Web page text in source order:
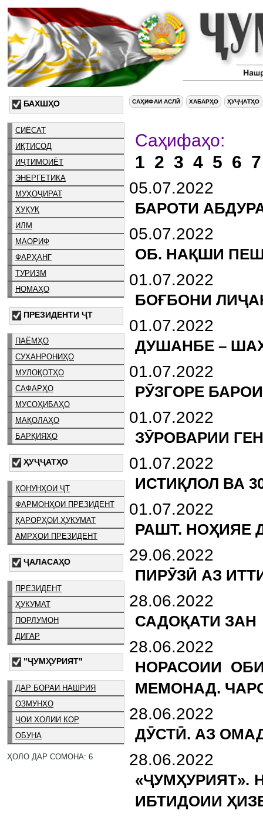
БАХШҲО
СИЁСАТ
ИҚТИСОД
ИҶТИМОИЁТ
ЭНЕРГЕТИКА
МУҲОҶИРАТ
ҲУҚУҚ
ИЛМ
МАОРИФ
ФАРҲАНГ
ТУРИЗМ
НОМАҲО
ПРЕЗИДЕНТИ ҶТ
ПАЁМҲО
СУХАНРОНИҲО
МУЛОҚОТҲО
САФАРҲО
МУСОҲИБАҲО
МАҚОЛАҲО
БАРҚИЯҲО
ҲУҶҶАТҲО
ҚОНУНҲОИ ҶТ
ФАРМОНҲОИ ПРЕЗИДЕНТ
ҚАРОРҲОИ ҲУКУМАТ
АМРҲОИ ПРЕЗИДЕНТ
ҶАЛАСАҲО
ПРЕЗИДЕНТ
ҲУКУМАТ
ПОРЛУМОН
ДИГАР
"ҶУМҲУРИЯТ"
ДАР БОРАИ НАШРИЯ
ОЗМУНҲО
ҶОИ ХОЛИИ КОР
ОБУНА
ҲОЛО ДАР СОМОНА: 6
САҲИФАИ АСЛӢ ХАБАРҲО ҲУҶҶАТҲО
1 2 3 4 5 6 7
05.07.2022
БАРОТИ
05.07.2022
ОБ. НАҚШИ
01.07.2022
БОҒБОНИ
01.07.2022
ДУШАНБЕ –
01.07.2022
РӮЗГОРЕ
01.07.2022
ЗӮРОВАРИИ
01.07.2022
ИСТИҚЛОЛ ВА
01.07.2022
РАШТ. НОҲИЯЕ
29.06.2022
ПИРӮЗӢ АЗ
28.06.2022
САДОҚАТИ ЗАН
28.06.2022
НОРАСОИИ
МЕМОНАД.
28.06.2022
ДӮСТӢ. АЗ
28.06.2022
«ҶУМҲУРИЯТ».
ИБТИДОИИ